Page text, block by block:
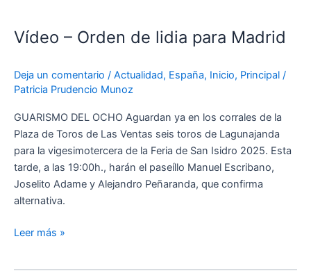
Vídeo – Orden de lidia para Madrid
Deja un comentario / Actualidad, España, Inicio, Principal /
Patricia Prudencio Munoz
GUARISMO DEL OCHO Aguardan ya en los corrales de la
Plaza de Toros de Las Ventas seis toros de Lagunajanda
para la vigesimotercera de la Feria de San Isidro 2025. Esta
tarde, a las 19:00h., harán el paseíllo Manuel Escribano,
Joselito Adame y Alejandro Peñaranda, que confirma
alternativa.
Orden
lidia
para
Leer más »